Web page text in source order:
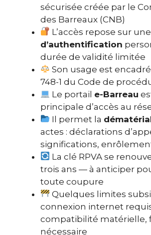
sécurisée créée par le
des Barreaux (CNB)
L’accès repose sur une
d’authentification
durée de validité limitée
Son usage est
748-1 du Code de
Le portail e-Barreau
principale d’accès au
Il permet la
actes : déclarations
significations,
La clé RPVA se
trois ans — à anticiper
toute coupure
Quelques limites
connexion internet
compatibilité matérielle,
nécessaire